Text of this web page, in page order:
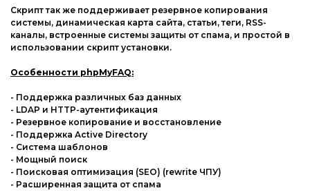
Скрипт так же поддерживает резервное копирования
системы, динамическая карта сайта, статьи, теги, RSS-
каналы, встроенные системы защиты от спама, и простой в
использовании скрипт установки.
Особенности phpMyFAQ:
- Поддержка различных баз данных
- LDAP и HTTP-аутентификация
- Резервное копирование и восстановление
- Поддержка Active Directory
- Система шаблонов
- Мощный поиск
- Поисковая оптимизация (SEO) (rewrite ЧПУ)
- Расширенная защита от спама